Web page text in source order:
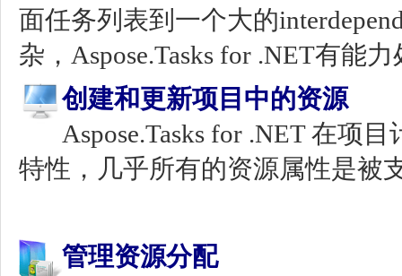
面任务列表到一个大的
杂，Aspose.Tasks for .NET有能
创建和更新项目中的资源
Aspose.Tasks for .NET 在项
特性，几乎所有的资源属性是被
管理资源分配